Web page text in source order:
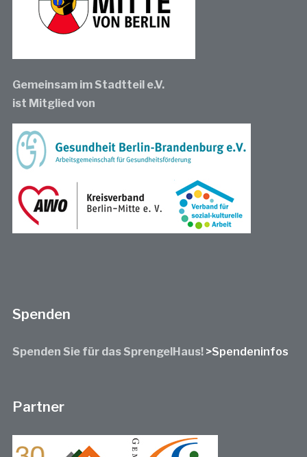
Gemeinsam im Stadtteil e.V.
ist Mitglied von
Spenden
Spenden Sie für das SprengelHaus! >Spendeninfos
Partner